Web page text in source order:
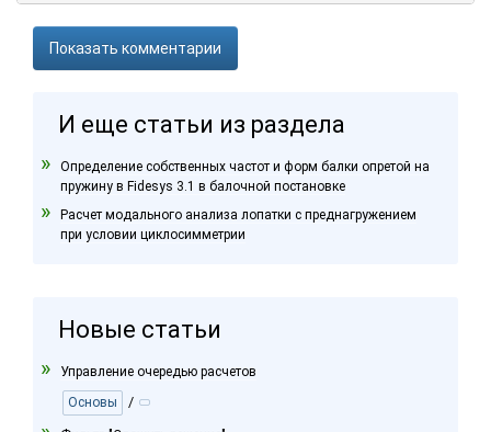
Показать комментарии
И еще статьи из раздела
Определение собственных частот и форм балки опретой на
пружину в Fidesys 3.1 в балочной постановке
Расчет модального анализа лопатки с преднагружением
при условии циклосимметрии
Новые статьи
Управление очередью расчетов
Основы
/